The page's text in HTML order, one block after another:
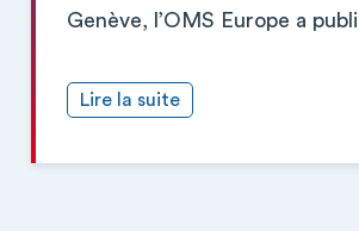
Genève, l’OMS Europe a
Lire la suite